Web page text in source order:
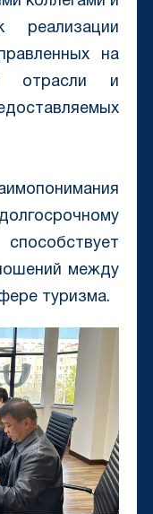
реализации
на
отрасли и
между
туризма.